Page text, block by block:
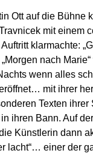
Ott auf die Bühne
mit einem
klarmachte:
nach
wenn alles
mit ihrer
Texten ihrer
ihren Bann. Auf
Künstlerin dann
lacht“… einer der